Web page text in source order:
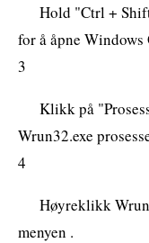
Hold "Ctrl +
for å åpne
3
Klikk på
Wrun32.exe
4
Høyreklikk
menyen .